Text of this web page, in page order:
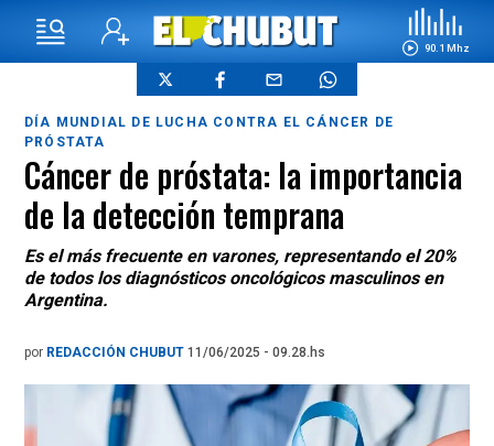
90.1 Mhz
DÍA MUNDIAL DE LUCHA CONTRA EL CÁNCER DE
PRÓSTATA
Cáncer de próstata: la importancia
de la detección temprana
Es el más frecuente en varones, representando el 20%
de todos los diagnósticos oncológicos masculinos en
Argentina.
por REDACCIÓN CHUBUT 11/06/2025 - 09.28.hs